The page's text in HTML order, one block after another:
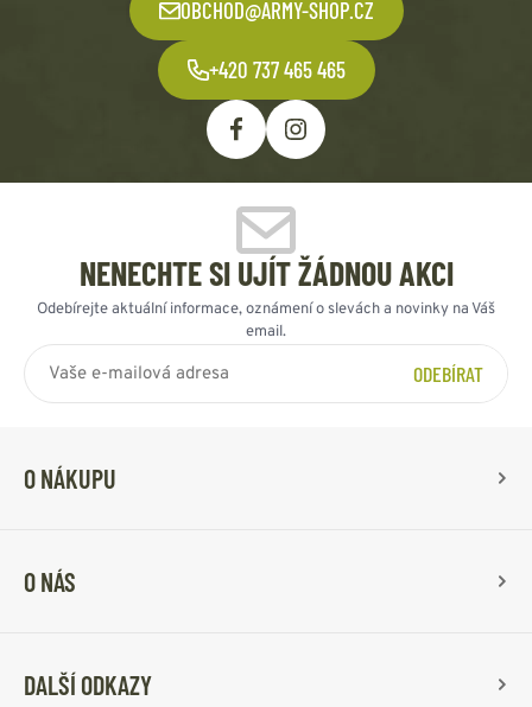
OBCHOD@ARMY-SHOP.CZ
+420 737 465 465
NENECHTE SI UJÍT ŽÁDNOU AKCI
Odebírejte aktuální informace, oznámení o slevách a novinky na Váš
email.
ODEBÍRAT
O NÁKUPU
O NÁS
DALŠÍ ODKAZY